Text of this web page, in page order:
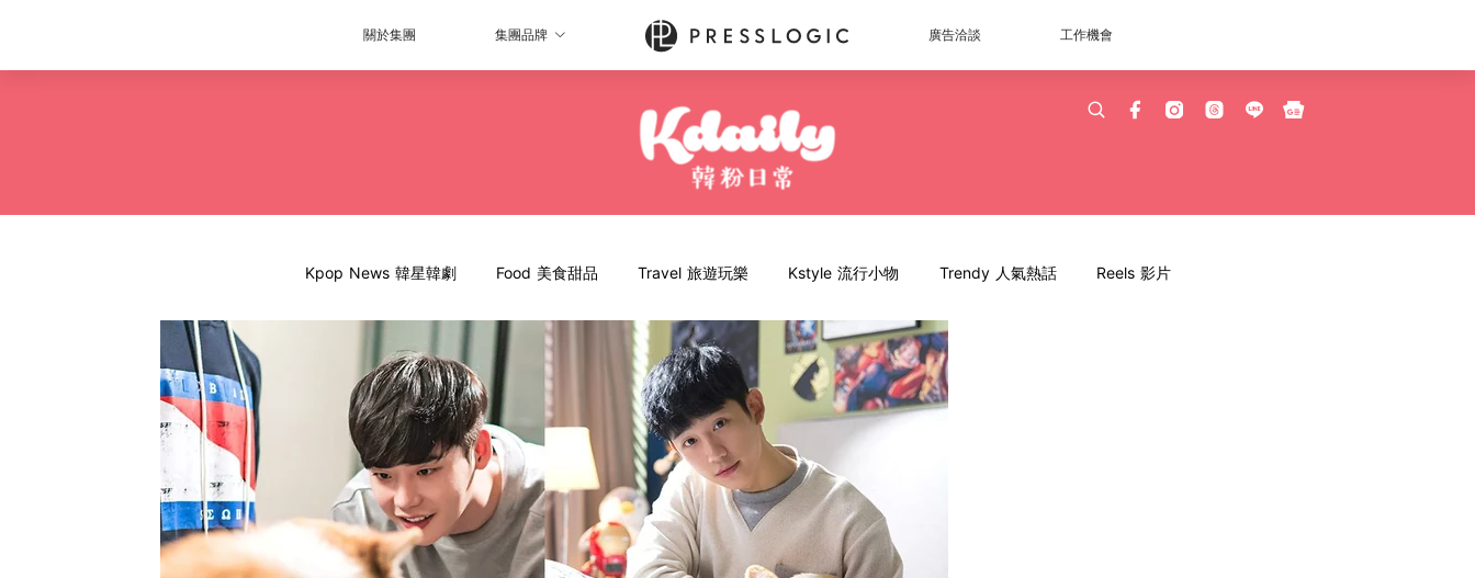
關於集團 集團品牌 廣告洽談 工作機會
Kpop News 韓星韓劇 Food 美食甜品 Travel 旅遊玩樂 Kstyle 流行小物 Trendy 人氣熱話 Reels 影片